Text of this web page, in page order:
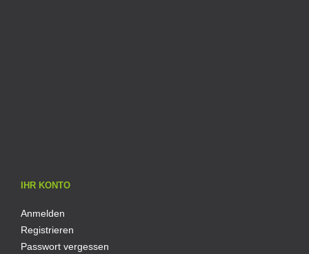
IHR KONTO
Anmelden
Registrieren
Passwort vergessen